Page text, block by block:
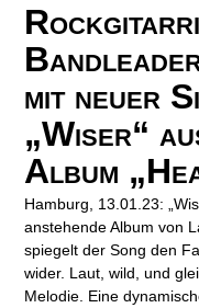
mit neuer
„Wiser“
Album
Hamburg, 13.01.23:
anstehende Album von
spiegelt der Song den
wider. Laut, wild, und
Melodie. Eine